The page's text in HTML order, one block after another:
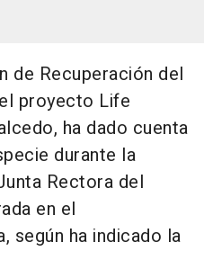
de Recuperación del
proyecto Life
ha dado cuenta
durante la
Rectora del
en el
según ha indicado la